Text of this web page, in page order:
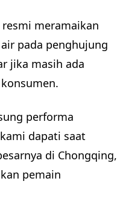
meramaikan
pada penghujung
jika masih ada
performa
dapati saat
di Chongqing,
pemain